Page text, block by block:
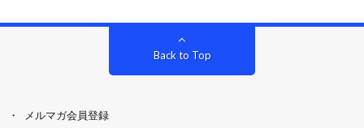
Back to Top
メルマガ会員登録